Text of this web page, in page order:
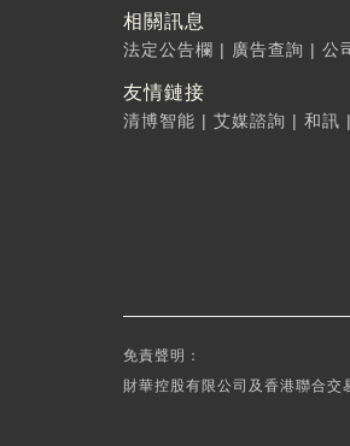
相關訊息
法定公告欄 | 廣告查詢 | 公
友情鏈接
清博智能 | 艾媒諮詢 | 和訊 |
免責聲明：
財華控股有限公司及香港聯合